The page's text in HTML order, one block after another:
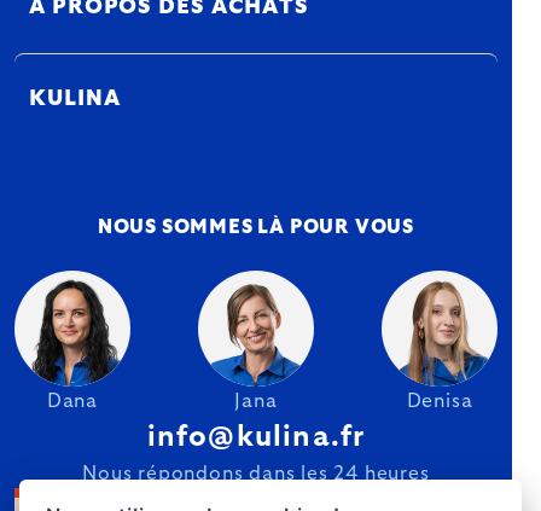
À PROPOS DES ACHATS
KULINA
NOUS SOMMES LÀ POUR VOUS
Dana Jana Denisa
info@kulina.fr
Nous répondons dans les 24 heures